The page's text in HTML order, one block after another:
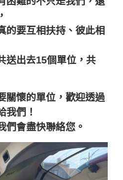
的要互相扶持、彼此相
送出去15個單位，共
關懷的單位，歡迎透過
我們！
們會盡快聯絡您。